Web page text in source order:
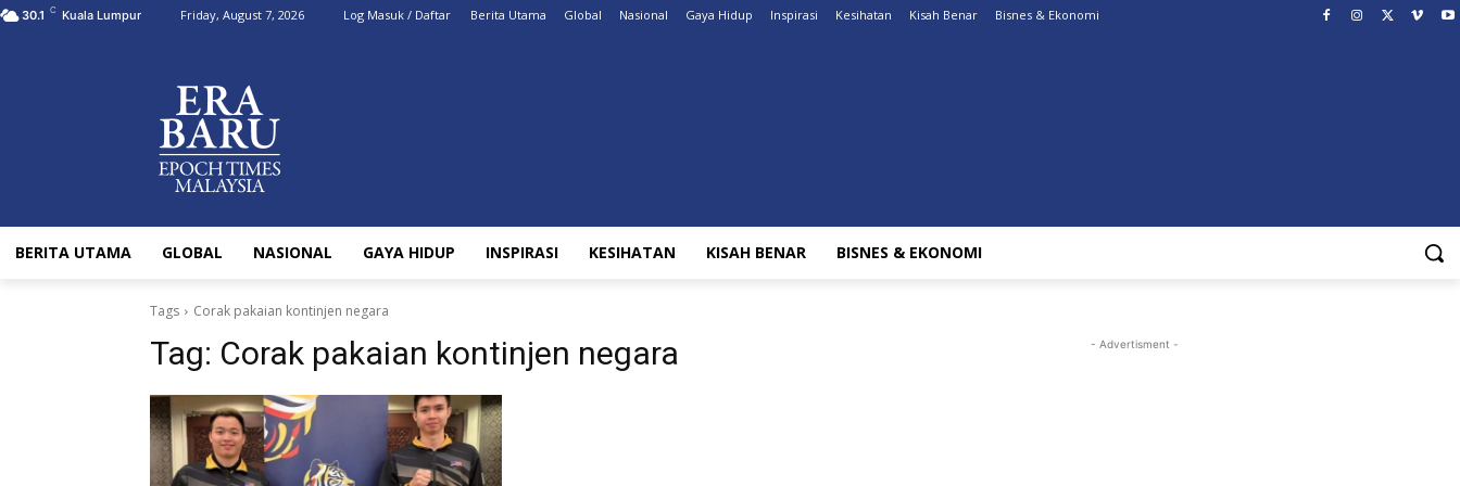
30.1 C Kuala Lumpur Friday, August 7, 2026 Log Masuk / Daftar Berita Utama Global Nasional Gaya Hidup Inspirasi Kesihatan Kisah Benar Bisnes & Ekonomi
BERITA UTAMA GLOBAL NASIONAL GAYA HIDUP INSPIRASI KESIHATAN KISAH BENAR BISNES & EKONOMI
Tags Corak pakaian kontinjen negara
Tag: Corak pakaian kontinjen negara - Advertisment -